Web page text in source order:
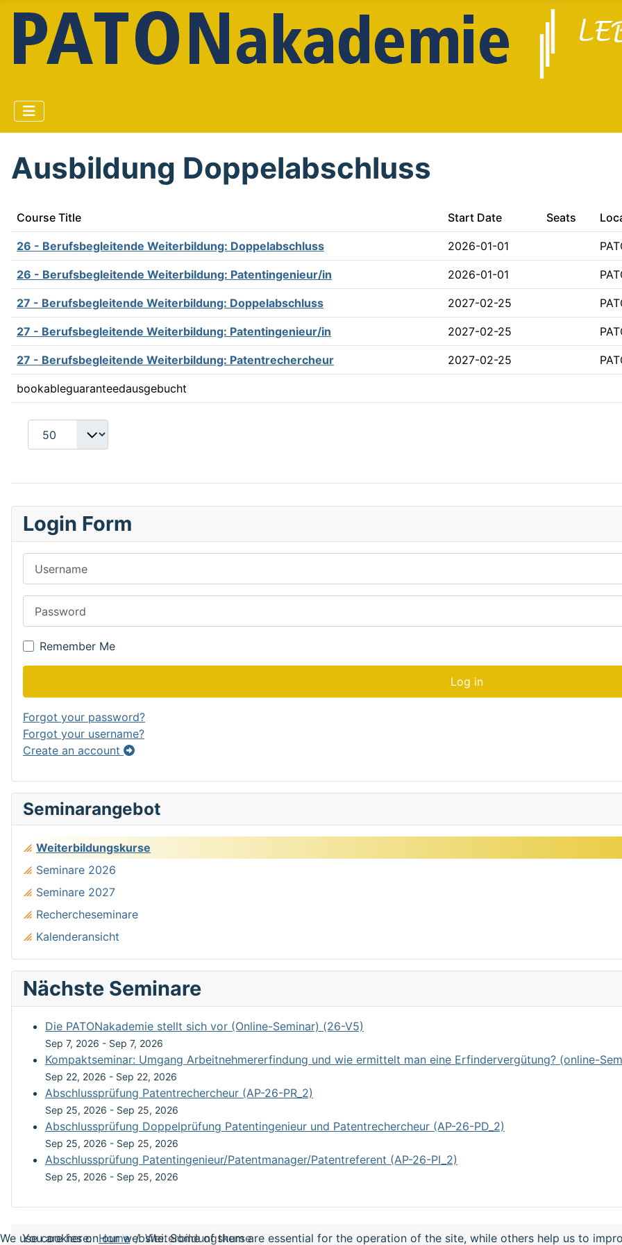
Ausbildung Doppelabschluss
Course Title Start Date Seats
26 - Berufsbegleitende Weiterbildung: Doppelabschluss 2026-01-01
26 - Berufsbegleitende Weiterbildung: Patentingenieur/in 2026-01-01
27 - Berufsbegleitende Weiterbildung: Doppelabschluss 2027-02-25
27 - Berufsbegleitende Weiterbildung: Patentingenieur/in 2027-02-25
27 - Berufsbegleitende Weiterbildung: Patentrechercheur 2027-02-25
bookableguaranteedausgebucht
Login Form
Remember Me
Log in
Forgot your password?
Forgot your username?
Create an account
Seminarangebot
Weiterbildungskurse
Seminare 2026
Seminare 2027
Rechercheseminare
Kalenderansicht
Nächste Seminare
Die PATONakademie stellt sich vor (Online-Seminar) (26-V5)
Sep 7, 2026 - Sep 7, 2026
Kompaktseminar: Umgang Arbeitnehmererfindung und wie ermittelt man eine Erfindervergütung? (online-
Sep 22, 2026 - Sep 22, 2026
Abschlussprüfung Patentrechercheur (AP-26-PR_2)
Sep 25, 2026 - Sep 25, 2026
Abschlussprüfung Doppelprüfung Patentingenieur und Patentrechercheur (AP-26-PD_2)
Sep 25, 2026 - Sep 25, 2026
Abschlussprüfung Patentingenieur/Patentmanager/Patentreferent (AP-26-PI_2)
Sep 25, 2026 - Sep 25, 2026
You are here:Home Weiterbildungskurse
We use cookies on our website. Some of them are essential for the operation of the site, while others help us to